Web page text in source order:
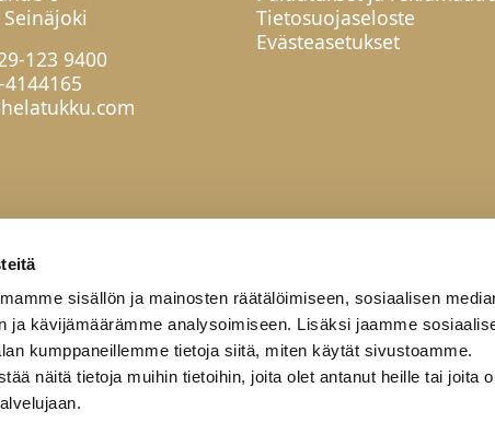
sisällön ja mainosten räätälöimiseen, sosiaalisen
ja kävijämäärämme analysoimiseen. Lisäksi jaamme
kumppaneillemme tietoja siitä, miten käytät sivustoamme.
näitä tietoja muihin tietoihin, joita olet antanut heille tai joita
123 9400
Tietosuojaseloste
Evästeasetukset